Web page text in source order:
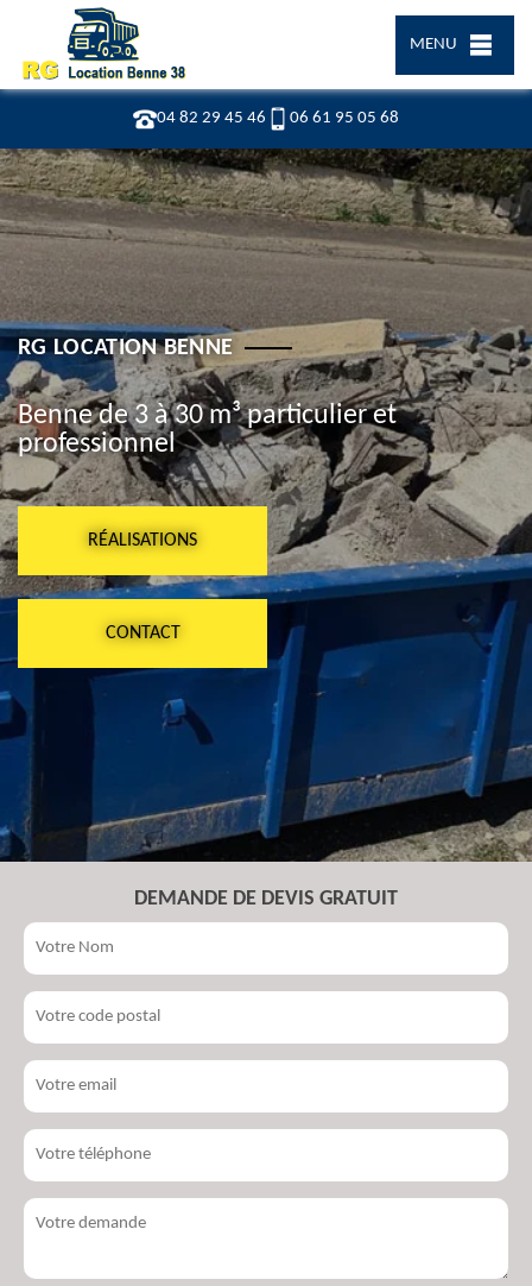
04 82 29 45 46 06 61 95 05 68
MENU
RG LOCATION BENNE
Benne de 3 à 30 m³ particulier et
professionnel
RÉALISATIONS
CONTACT
DEMANDE DE DEVIS GRATUIT